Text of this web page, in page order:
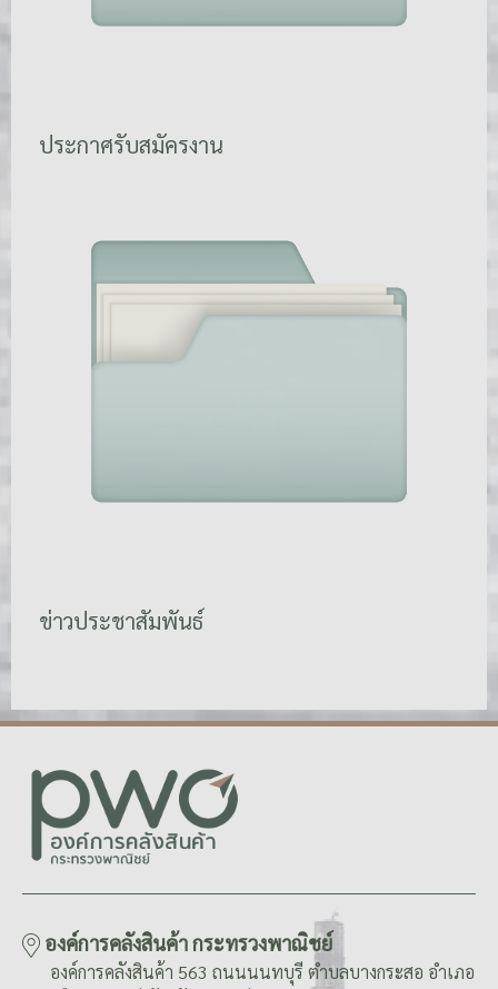
ประกาศรับสมัครงาน
ข่าวประชาสัมพันธ์
องค์การคลังสินค้า กระทรวงพาณิชย์
องค์การคลังสินค้า 563 ถนนนนทบุรี ตำบลบางกระสอ อำเภอ